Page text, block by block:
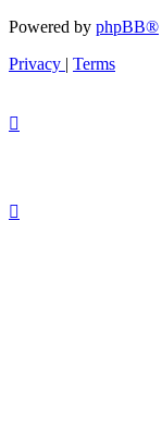
Powered by phpBB®
Privacy | Terms